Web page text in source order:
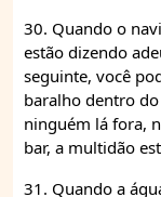
30. Quando o
estão dizendo
seguinte, você
baralho dentro
ninguém lá fora,
bar, a multidão
31. Quando a